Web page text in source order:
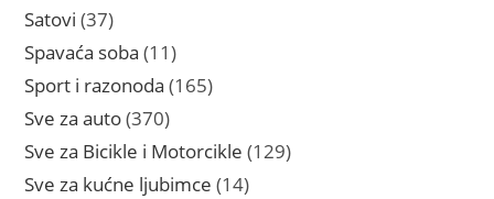
Satovi 3737
proizvoda
Spavaća soba 1111
proizvoda
Sport i razonoda 165165
Sve za auto 370370
proizvoda
Sve za Bicikle i Motorcikle 129129
Sve za kućne ljubimce 1414